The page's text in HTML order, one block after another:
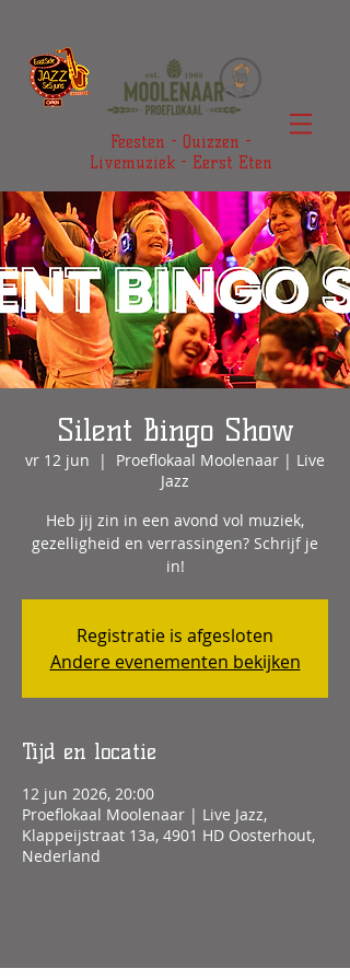
Feesten - Quizzen -
Livemuziek - Eerst Eten
Silent Bingo Show
vr 12 jun
  |
Proeflokaal Moolenaar | Live
Jazz
Heb jij zin in een avond vol muziek,
gezelligheid en verrassingen? Schrijf je
in!
Registratie is afgesloten
Andere evenementen bekijken
Tijd en locatie
12 jun 2026, 20:00
Proeflokaal Moolenaar | Live Jazz,
Klappeijstraat 13a, 4901 HD Oosterhout,
Nederland